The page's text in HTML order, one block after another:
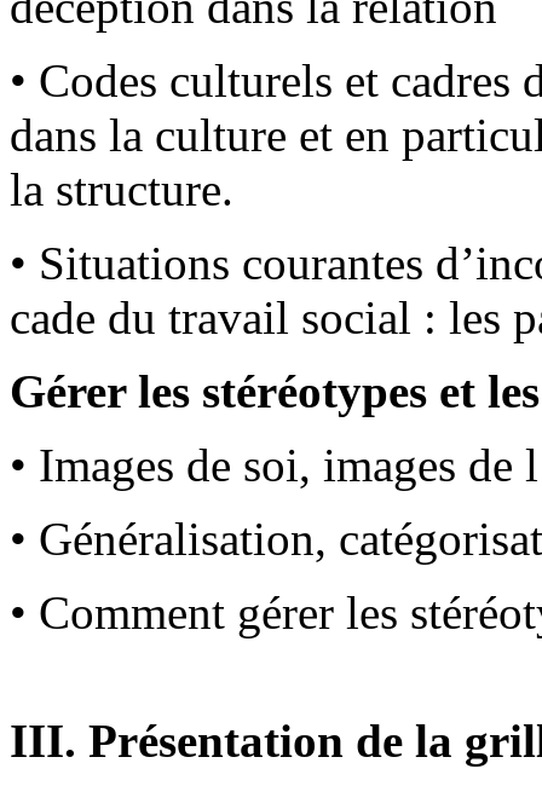
• Codes culturels et
dans la culture et en
la structure.
• Situations courantes
cade du travail social : les
Gérer les stéréotypes et
• Images de soi, images
• Généralisation,
• Comment gérer les
III. Présentation de la